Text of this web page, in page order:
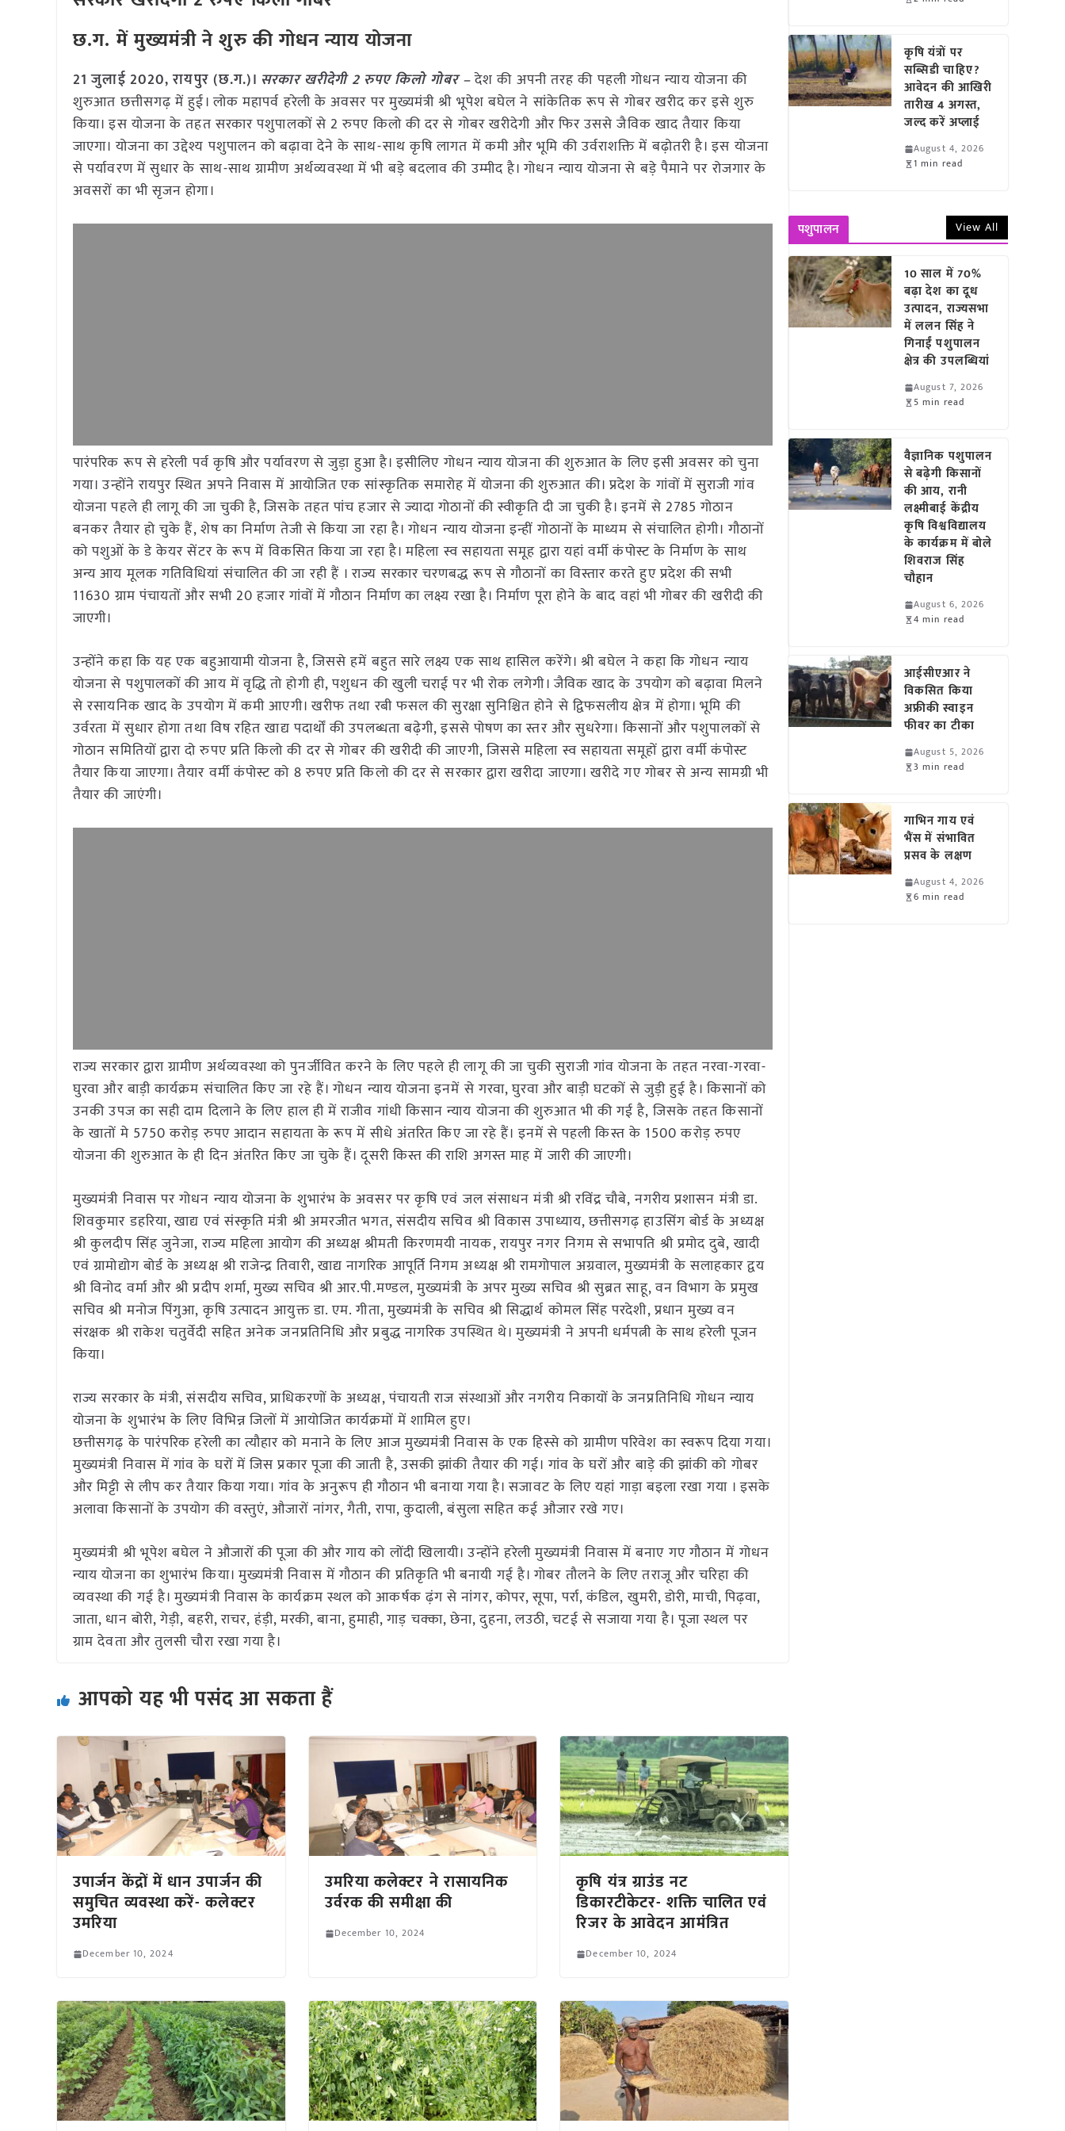
छ.ग. में मुख्यमंत्री ने शुरु की गोधन न्याय योजना
21 जुलाई 2020, रायपुर (छ.ग.)। सरकार खरीदेगी 2 रुपए किलो गोबर –देश की अपनी तरह की पहली गोधन न्याय योजना की
शुरुआत छत्तीसगढ़ में हुई। लोक महापर्व हरेली के अवसर पर मुख्यमंत्री श्री भूपेश बघेल ने सांकेतिक रूप से गोबर खरीद कर इसे शुरु
किया। इस योजना के तहत सरकार पशुपालकों से 2 रुपए किलो की दर से गोबर खरीदेगी और फिर उससे जैविक खाद तैयार किया
जाएगा। योजना का उद्देश्य पशुपालन को बढ़ावा देने के साथ-साथ कृषि लागत में कमी और भूमि की उर्वराशक्ति में बढ़ोतरी है। इस योजना
से पर्यावरण में सुधार के साथ-साथ ग्रामीण अर्थव्यवस्था में भी बड़े बदलाव की उम्मीद है। गोधन न्याय योजना से बड़े पैमाने पर रोजगार के
अवसरों का भी सृजन होगा।
पारंपरिक रूप से हरेली पर्व कृषि और पर्यावरण से जुड़ा हुआ है। इसीलिए गोधन न्याय योजना की शुरुआत के लिए इसी अवसर को चुना
गया। उन्होंने रायपुर स्थित अपने निवास में आयोजित एक सांस्कृतिक समारोह में योजना की शुरुआत की। प्रदेश के गांवों में सुराजी गांव
योजना पहले ही लागू की जा चुकी है, जिसके तहत पांच हजार से ज्यादा गोठानों की स्वीकृति दी जा चुकी है। इनमें से 2785 गोठान
बनकर तैयार हो चुके हैं, शेष का निर्माण तेजी से किया जा रहा है। गोधन न्याय योजना इन्हीं गोठानों के माध्यम से संचालित होगी। गौठानों
को पशुओं के डे केयर सेंटर के रूप में विकसित किया जा रहा है। महिला स्व सहायता समूह द्वारा यहां वर्मी कंपोस्ट के निर्माण के साथ
अन्य आय मूलक गतिविधियां संचालित की जा रही हैं । राज्य सरकार चरणबद्ध रूप से गौठानों का विस्तार करते हुए प्रदेश की सभी
11630 ग्राम पंचायतों और सभी 20 हजार गांवों में गौठान निर्माण का लक्ष्य रखा है। निर्माण पूरा होने के बाद वहां भी गोबर की खरीदी की
जाएगी।
उन्होंने कहा कि यह एक बहुआयामी योजना है, जिससे हमें बहुत सारे लक्ष्य एक साथ हासिल करेंगे। श्री बघेल ने कहा कि गोधन न्याय
योजना से पशुपालकों की आय में वृद्धि तो होगी ही, पशुधन की खुली चराई पर भी रोक लगेगी। जैविक खाद के उपयोग को बढ़ावा मिलने
से रसायनिक खाद के उपयोग में कमी आएगी। खरीफ तथा रबी फसल की सुरक्षा सुनिश्चित होने से द्विफसलीय क्षेत्र में होगा। भूमि की
उर्वरता में सुधार होगा तथा विष रहित खाद्य पदार्थों की उपलब्धता बढ़ेगी, इससे पोषण का स्तर और सुधरेगा। किसानों और पशुपालकों से
गोठान समितियों द्वारा दो रुपए प्रति किलो की दर से गोबर की खरीदी की जाएगी, जिससे महिला स्व सहायता समूहों द्वारा वर्मी कंपोस्ट
तैयार किया जाएगा। तैयार वर्मी कंपोस्ट को 8 रुपए प्रति किलो की दर से सरकार द्वारा खरीदा जाएगा। खरीदे गए गोबर से अन्य सामग्री भी
तैयार की जाएंगी।
राज्य सरकार द्वारा ग्रामीण अर्थव्यवस्था को पुनर्जीवित करने के लिए पहले ही लागू की जा चुकी सुराजी गांव योजना के तहत नरवा-गरवा-
घुरवा और बाड़ी कार्यक्रम संचालित किए जा रहे हैं। गोधन न्याय योजना इनमें से गरवा, घुरवा और बाड़ी घटकों से जुड़ी हुई है। किसानों को
उनकी उपज का सही दाम दिलाने के लिए हाल ही में राजीव गांधी किसान न्याय योजना की शुरुआत भी की गई है, जिसके तहत किसानों
के खातों मे 5750 करोड़ रुपए आदान सहायता के रूप में सीधे अंतरित किए जा रहे हैं। इनमें से पहली किस्त के 1500 करोड़ रुपए
योजना की शुरुआत के ही दिन अंतरित किए जा चुके हैं। दूसरी किस्त की राशि अगस्त माह में जारी की जाएगी।
मुख्यमंत्री निवास पर गोधन न्याय योजना के शुभारंभ के अवसर पर कृषि एवं जल संसाधन मंत्री श्री रविंद्र चौबे, नगरीय प्रशासन मंत्री डा.
शिवकुमार डहरिया, खाद्य एवं संस्कृति मंत्री श्री अमरजीत भगत, संसदीय सचिव श्री विकास उपाध्याय, छत्तीसगढ़ हाउसिंग बोर्ड के अध्यक्ष
श्री कुलदीप सिंह जुनेजा, राज्य महिला आयोग की अध्यक्ष श्रीमती किरणमयी नायक, रायपुर नगर निगम से सभापति श्री प्रमोद दुबे, खादी
एवं ग्रामोद्योग बोर्ड के अध्यक्ष श्री राजेन्द्र तिवारी, खाद्य नागरिक आपूर्ति निगम अध्यक्ष श्री रामगोपाल अग्रवाल, मुख्यमंत्री के सलाहकार द्वय
श्री विनोद वर्मा और श्री प्रदीप शर्मा, मुख्य सचिव श्री आर.पी.मण्डल, मुख्यमंत्री के अपर मुख्य सचिव श्री सुब्रत साहू, वन विभाग के प्रमुख
सचिव श्री मनोज पिंगुआ, कृषि उत्पादन आयुक्त डा. एम. गीता, मुख्यमंत्री के सचिव श्री सिद्धार्थ कोमल सिंह परदेशी, प्रधान मुख्य वन
संरक्षक श्री राकेश चतुर्वेदी सहित अनेक जनप्रतिनिधि और प्रबुद्ध नागरिक उपस्थित थे। मुख्यमंत्री ने अपनी धर्मपत्नी के साथ हरेली पूजन
किया।
राज्य सरकार के मंत्री, संसदीय सचिव, प्राधिकरणों के अध्यक्ष, पंचायती राज संस्थाओं और नगरीय निकायों के जनप्रतिनिधि गोधन न्याय
योजना के शुभारंभ के लिए विभिन्न जिलों में आयोजित कार्यक्रमों में शामिल हुए।
छत्तीसगढ़ के पारंपरिक हरेली का त्यौहार को मनाने के लिए आज मुख्यमंत्री निवास के एक हिस्से को ग्रामीण परिवेश का स्वरूप दिया गया।
मुख्यमंत्री निवास में गांव के घरों में जिस प्रकार पूजा की जाती है, उसकी झांकी तैयार की गई। गांव के घरों और बाड़े की झांकी को गोबर
और मिट्टी से लीप कर तैयार किया गया। गांव के अनुरूप ही गौठान भी बनाया गया है। सजावट के लिए यहां गाड़ा बइला रखा गया । इसके
अलावा किसानों के उपयोग की वस्तुएं, औजारों नांगर, गैती, रापा, कुदाली, बंसुला सहित कई औजार रखे गए।
मुख्यमंत्री श्री भूपेश बघेल ने औजारों की पूजा की और गाय को लोंदी खिलायी। उन्होंने हरेली मुख्यमंत्री निवास में बनाए गए गौठान में गोधन
न्याय योजना का शुभारंभ किया। मुख्यमंत्री निवास में गौठान की प्रतिकृति भी बनायी गई है। गोबर तौलने के लिए तराजू और चरिहा की
व्यवस्था की गई है। मुख्यमंत्री निवास के कार्यक्रम स्थल को आकर्षक ढ़ंग से नांगर, कोपर, सूपा, पर्रा, कंडिल, खुमरी, डोरी, माची, पिढ़वा,
जाता, धान बोरी, गेड़ी, बहरी, राचर, हंड़ी, मरकी, बाना, हुमाही, गाड़ चक्का, छेना, दुहना, लउठी, चटई से सजाया गया है। पूजा स्थल पर
ग्राम देवता और तुलसी चौरा रखा गया है।
आपको यह भी पसंद आ सकता हैं
उपार्जन केंद्रों में धान उपार्जन की
समुचित व्यवस्था करें- कलेक्टर
उमरिया
December 10, 2024
उमरिया कलेक्टर ने रासायनिक
उर्वरक की समीक्षा की
December 10, 2024
कृषि यंत्र ग्राउंड नट
डिकारटीकेटर- शक्ति चालित एवं
रिजर के आवेदन आमंत्रित
December 10, 2024
कृषि यंत्रों पर
सब्सिडी चाहिए?
आवेदन की आखिरी
तारीख 4 अगस्त,
जल्द करें अप्लाई
August 4, 2026
1 min read
पशुपालन View All
10 साल में 70%
बढ़ा देश का दूध
उत्पादन, राज्यसभा
में ललन सिंह ने
गिनाईं पशुपालन
क्षेत्र की उपलब्धियां
August 7, 2026
5 min read
वैज्ञानिक पशुपालन
से बढ़ेगी किसानों
की आय, रानी
लक्ष्मीबाई केंद्रीय
कृषि विश्वविद्यालय
के कार्यक्रम में बोले
शिवराज सिंह
चौहान
August 6, 2026
4 min read
आईसीएआर ने
विकसित किया
अफ्रीकी स्वाइन
फीवर का टीका
August 5, 2026
3 min read
गाभिन गाय एवं
भैंस में संभावित
प्रसव के लक्षण
August 4, 2026
6 min read